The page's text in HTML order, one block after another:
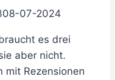
08-07-2024
es drei
aber nicht.
mit Rezensionen